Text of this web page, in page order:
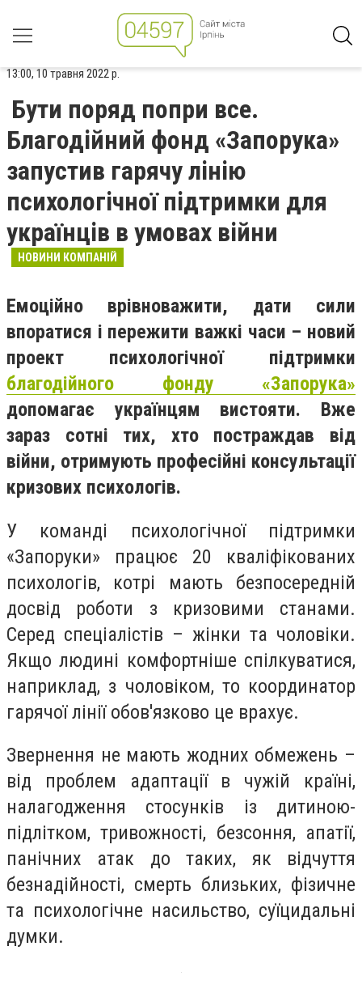
13:00, 10 травня 2022 р.
Бути поряд попри все.
Благодійний фонд «Запорука»
запустив гарячу лінію
психологічної підтримки для
українців в умовах війни
НОВИНИ КОМПАНІЙ
Емоційно врівноважити, дати сили
впоратися і пережити важкі часи – новий
проект психологічної підтримки
благодійного фонду «Запорука»
допомагає українцям вистояти. Вже
зараз сотні тих, хто постраждав від
війни, отримують професійні консультації
кризових психологів.
У команді психологічної підтримки
«Запоруки» працює 20 кваліфікованих
психологів, котрі мають безпосередній
досвід роботи з кризовими станами.
Серед спеціалістів – жінки та чоловіки.
Якщо людині комфортніше спілкуватися,
наприклад, з чоловіком, то координатор
гарячої лінії обов'язково це врахує.
Звернення не мають жодних обмежень –
від проблем адаптації в чужій країні,
налагодження стосунків із дитиною-
підлітком, тривожності, безсоння, апатії,
панічних атак до таких, як відчуття
безнадійності, смерть близьких, фізичне
та психологічне насильство, суїцидальні
думки.